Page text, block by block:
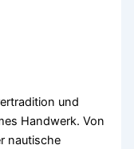
und
Handwerk. Von
nautische